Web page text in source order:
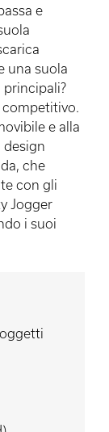
e
una suola
principali?
e alla
design
che
con gli
Jogger
i suoi